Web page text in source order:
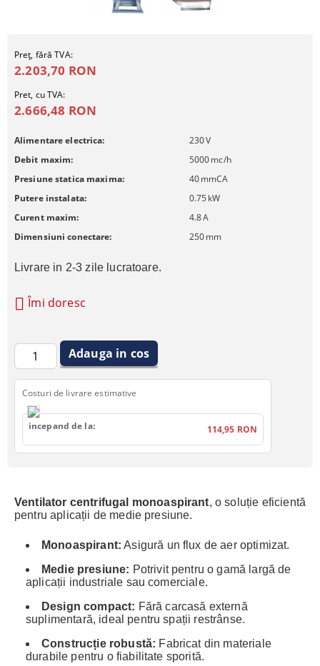
Ventilator centrifugal monoaspirant, o soluție eficientă
pentru aplicații de medie presiune.
Monoaspirant: Asigură un flux de aer optimizat.
Medie presiune: Potrivit pentru o gamă largă de
aplicații industriale sau comerciale.
Design compact: Fără carcasă externă
suplimentară, ideal pentru spații restrânse.
Construcție robustă: Fabricat din materiale
durabile pentru o fiabilitate sporită.
Preţ, fără TVA:
2.203,70 RON
Pret, cu TVA:
2.666,48 RON
Alimentare electrica: 230V
Debit maxim:
5000mc/h
Presiune statica maxima:
40mmCA
Putere instalata:
0.75 kW
Curent maxim:
4.8A
Dimensiuni conectare:
250mm
Livrare in 2-3 zile lucratoare.
Îmi doresc
Costuri de livrare estimative
incepand de la: 114,95 RON